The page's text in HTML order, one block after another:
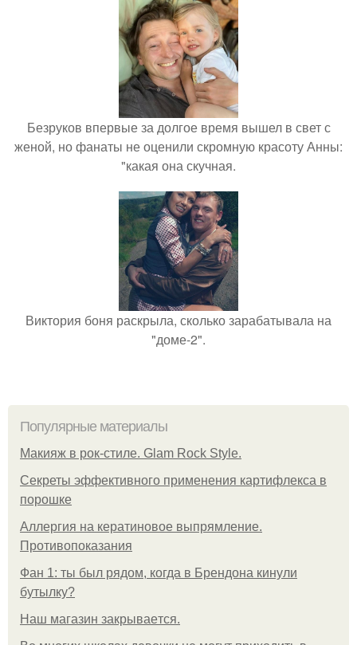
Безруков впервые за долгое время вышел в свет с
женой, но фанаты не оценили скромную красоту Анны:
"какая она скучная.
Виктория боня раскрыла, сколько зарабатывала на
"доме-2".
Популярные материалы
Макияж в рок-стиле. Glam Rock Style.
Секреты эффективного применения картифлекса в
порошке
Аллергия на кератиновое выпрямление.
Противопоказания
Фан 1: ты был рядом, когда в Брендона кинули
бутылку?
Нaш магaзин зaкрывaeтся.